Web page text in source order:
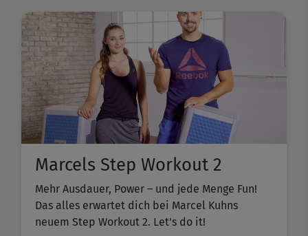
Marcels Step Workout 2
Mehr Ausdauer, Power – und jede Menge Fun!
Das alles erwartet dich bei Marcel Kuhns
neuem Step Workout 2. Let's do it!